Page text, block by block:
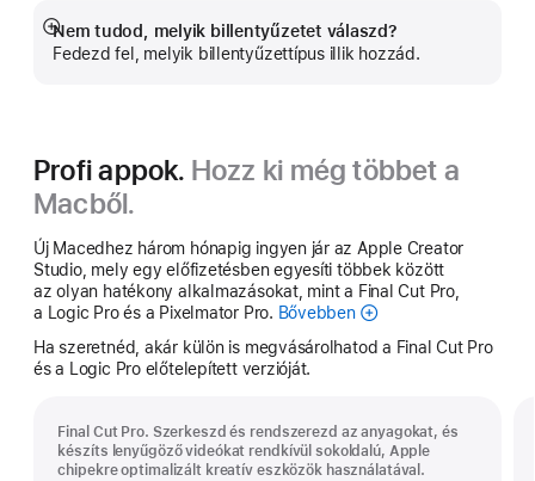
Nem tudod, melyik billentyűzetet válaszd?
Fedezd fel, melyik billentyűzettípus illik hozzád.
Bővebb
információ
Profi appok. Hozz ki még többet a
Macből.
Új Macedhez három hónapig ingyen jár az Apple Creator
Studio, mely egy előfizetésben egyesíti többek között
az olyan hatékony alkalmazásokat, mint a Final Cut Pro,
a Logic Pro és a Pixelmator Pro. BővebbenApple
Studio
Ha szeretnéd, akár külön is megvásárolhatod a Final Cut Pro
és a Logic Pro előtelepített verzióját.
Final Cut Pro. Szerkeszd és rendszerezd az anyagokat, és
készíts lenyűgöző videókat rendkívül sokoldalú, Apple
chipekre optimalizált kreatív eszközök használatával.